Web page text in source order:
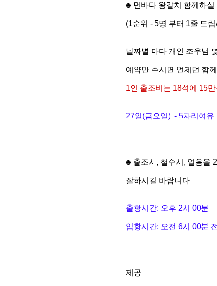
♣ 먼바다 왕갈치 함께하
(1순위 - 5명 부터 1줄 드
날짜별 마다 개인 조우님
예약만 주시면 언제던 함
1인 출조비는 18석에 15
27일(금요일) - 5자리여유
♣ 출조시, 철수시, 얼음을
잘하시길 바랍니다
출항시간: 오후 2시 00분
입항시간: 오전 6시 00분
제공